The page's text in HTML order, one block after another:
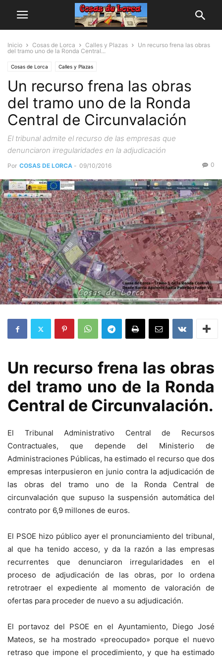
Inicio Cosas de Lorca Calles y Plazas
Un recurso frena las obras
del tramo uno de la Ronda Central...
Cosas de Lorca Calles y Plazas
Un recurso frena las obras
del tramo uno de la Ronda
Central de Circunvalación
El tribunal admite el recurso de las empresas que
denunciaron irregularidades en la adjudicación
Por COSAS DE LORCA - 09/10/2016 0
Un recurso frena las obras
del tramo uno de la Ronda
Central de Circunvalación.
El Tribunal Administrativo Central de Recursos
Contractuales, que depende del Ministerio de
Administraciones Públicas, ha estimado el recurso que dos
empresas interpusieron en junio contra la adjudicación de
las obras del tramo uno de la Ronda Central de
circunvalación que supuso la suspensión automática del
contrato por 6,9 millones de euros.
El PSOE hizo público ayer el pronunciamiento del tribunal,
al que ha tenido acceso, y da la razón a las empresas
recurrentes que denunciaron irregularidades en el
proceso de adjudicación de las obras, por lo ordena
retrotraer el expediente al momento de valoración de
ofertas para proceder de nuevo a su adjudicación.
El portavoz del PSOE en el Ayuntamiento, Diego José
Mateos, se ha mostrado «preocupado» porque el nuevo
retraso que impone el procedimiento, y que ha estimado